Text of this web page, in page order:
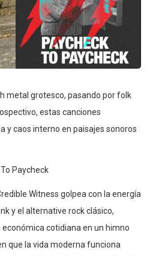
metal grotesco, pasando por folk
estas canciones
y caos interno en paisajes sonoros
Paycheck
Witness golpea con la energía
y el alternative rock clásico,
cotidiana en un himno
que la vida moderna funciona